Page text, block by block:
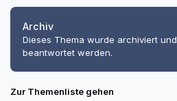
Archiv
Dieses Thema wurde archiviert
beantwortet werden.
Zur Themenliste gehen